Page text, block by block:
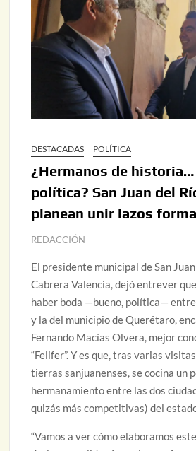
DESTACADAS POLÍTICA
¿Hermanos de historia…
política? San Juan del
planean unir lazos
REDACCIÓN
El presidente municipal de San
Cabrera Valencia, dejó entrever
haber boda —bueno, política—
y la del municipio de Querétaro,
Fernando Macías Olvera, mejor
“Felifer”. Y es que, tras varias
tierras sanjuanenses, se cocina un
hermanamiento entre las dos
quizás más competitivas) del
“Vamos a ver cómo elaboramos